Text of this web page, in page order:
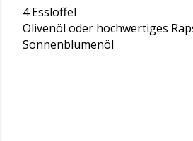
4 Esslöffel
Olivenöl oder hochwertiges
Sonnenblumenöl